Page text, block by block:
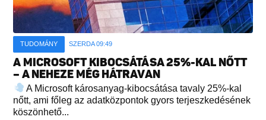
TUDOMÁNY SZERDA 09:49
A MICROSOFT KIBOCSÁTÁSA 25%-KAL NŐTT
– A NEHEZE MÉG HÁTRAVAN
A Microsoft károsanyag-kibocsátása tavaly 25%-kal
nőtt, ami főleg az adatközpontok gyors terjeszkedésének
köszönhető...